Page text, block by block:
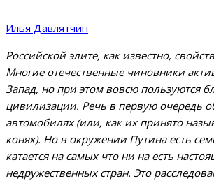
Илья Давлятчин
Российской элите, как известно,
Многие отечественные чиновники
Запад, но при этом вовсю пользуются
цивилизации. Речь в первую очередь
автомобилях (или, как их принято
конях). Но в окружении Путина есть
катается на самых что ни на есть
недружественных стран. Это